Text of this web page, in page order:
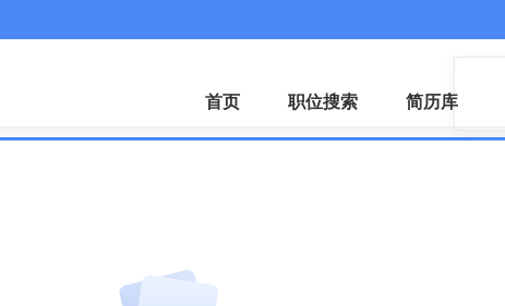
微信
首页 职位搜索 简历库